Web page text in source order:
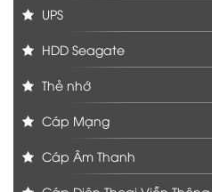
UPS
HDD Seagate
Thẻ nhớ
Cáp Mạng
Cáp Âm Thanh